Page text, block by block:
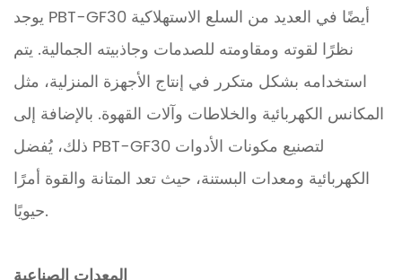
يوجد PBT-GF30 أيضًا في العديد من السلع الاستهلاكية
نظرًا لقوته ومقاومته للصدمات وجاذبيته الجمالية. يتم
استخدامه بشكل متكرر في إنتاج الأجهزة المنزلية، مثل
المكانس الكهربائية والخلاطات وآلات القهوة. بالإضافة إلى
ذلك، يُفضل PBT-GF30 لتصنيع مكونات الأدوات
الكهربائية ومعدات البستنة، حيث تعد المتانة والقوة أمرًا
حيويًا.